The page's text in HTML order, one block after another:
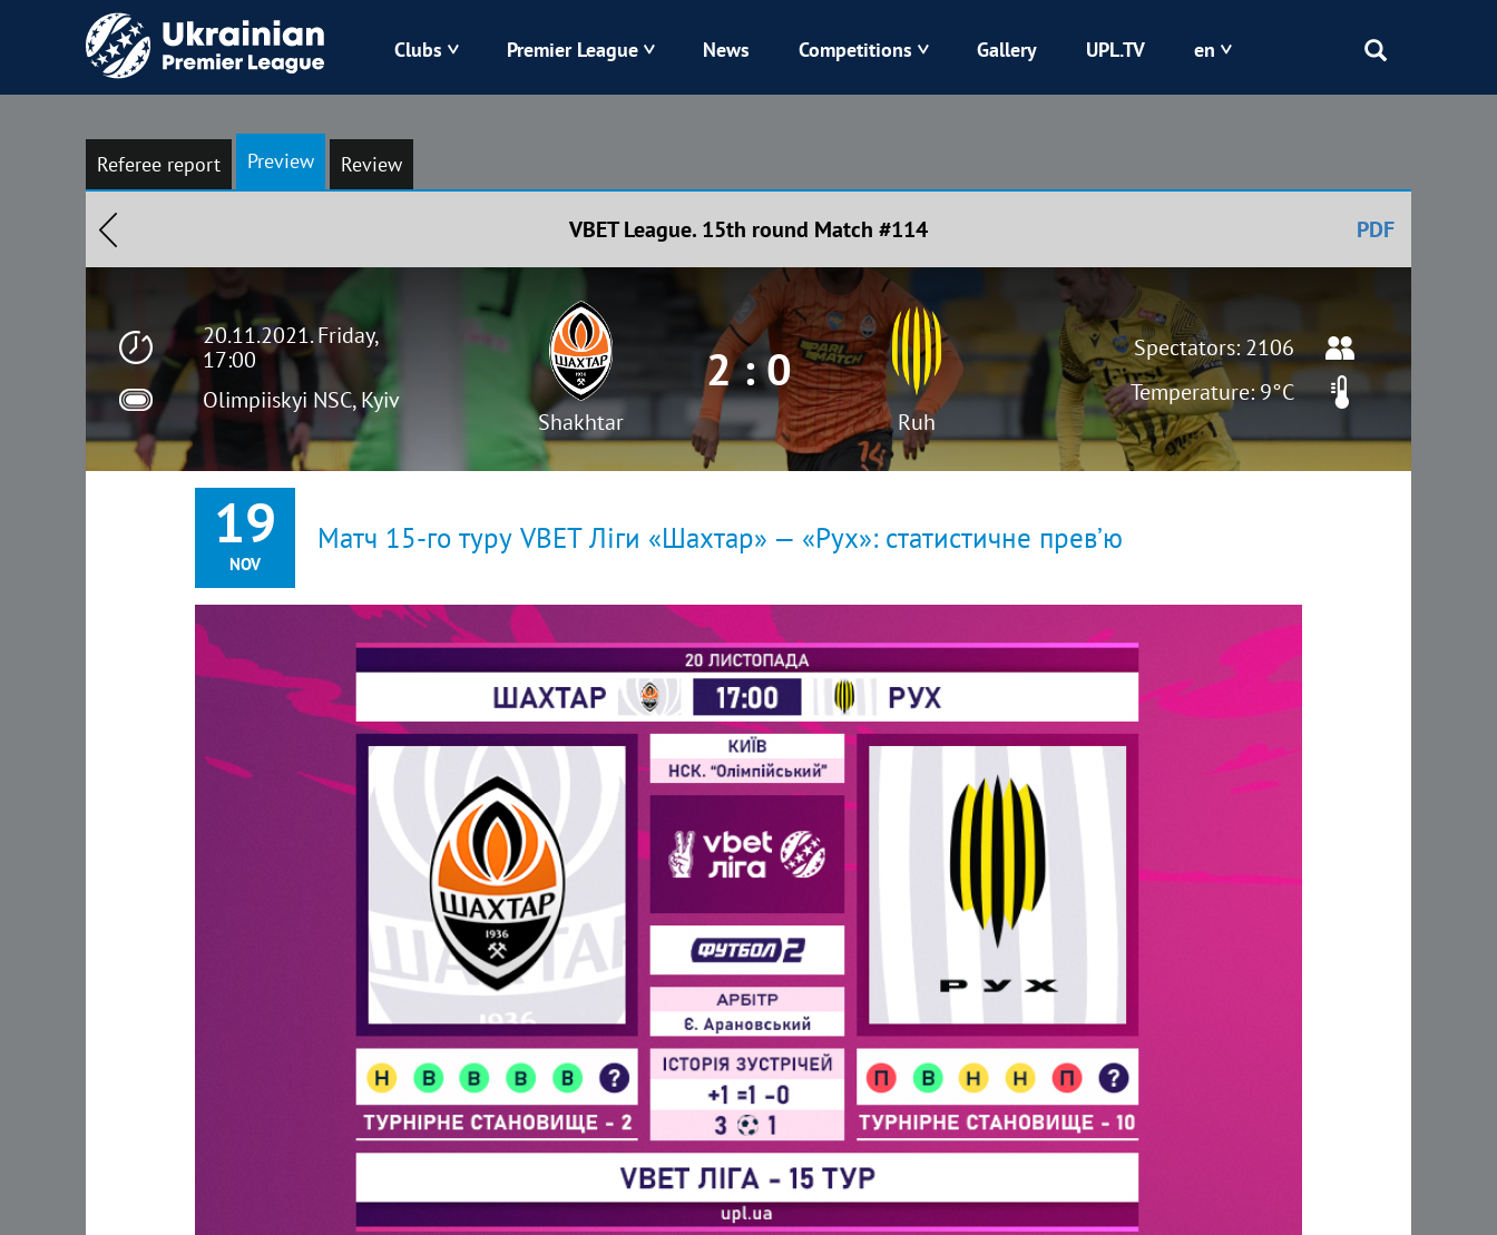
Clubs
Zorya Karpaty Kolos Kryvbas
Polissya Kharkiv Chornomorets Shakhtar
Premier League News Competitions Gallery UPL.TV en
Referee report Preview Review
VBET League. 15th round Match #114 PDF
20.11.2021. Friday,
17:00
Olimpiiskyi NSC, Kyiv
Shakhtar
2 : 0
Ruh
Spectators: 2106
Temperature: 9°C
19
NOV
Матч 15-го туру VBET Ліги «Шахтар» — «Рух»: статистичне прев’ю